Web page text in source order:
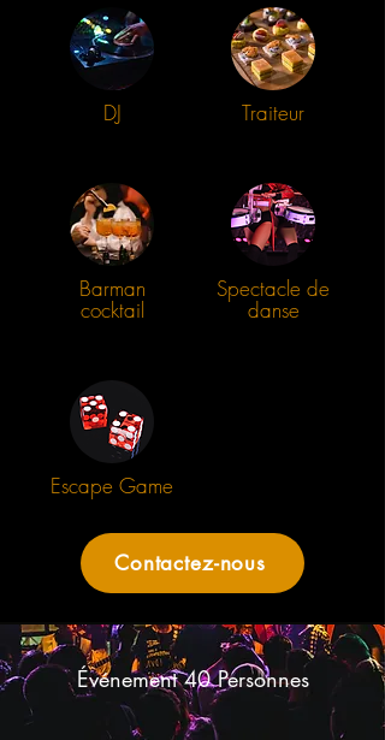
DJ
Barman
cocktail
Escape Game
Traiteur
Spectacle de
danse
Contactez-nous
Événement 40 Personnes